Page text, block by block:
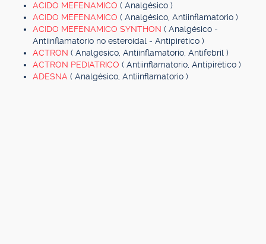
ACIDO MEFENAMICO ( Analgésico )
ACIDO MEFENAMICO ( Analgésico, Antiinflamatorio )
ACIDO MEFENAMICO SYNTHON ( Analgésico -
Antiinflamatorio no esteroidal - Antipirético )
ACTRON ( Analgésico, Antiinflamatorio, Antifebril )
ACTRON PEDIATRICO ( Antiinflamatorio, Antipirético )
ADESNA ( Analgésico, Antiinflamatorio )